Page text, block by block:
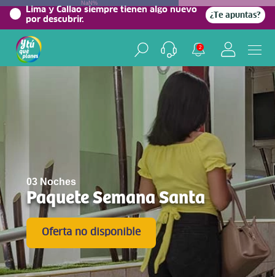
Lima y Callao siempre tienen algo nuevo
por descubrir.
¿Te apuntas?
2
NaN%
03 Noches
Paquete Semana Santa
Oferta no disponible